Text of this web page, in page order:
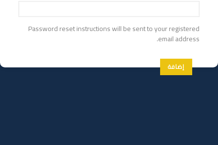
Password reset instructions will be sent to your registered
email address.